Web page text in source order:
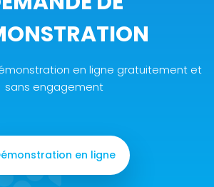
en ligne gratuitement et
sans engagement
en ligne